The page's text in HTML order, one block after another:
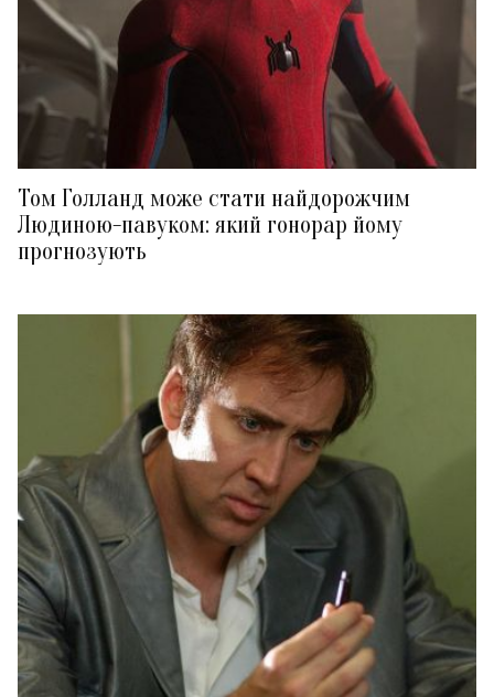
Том Голланд може стати найдорожчим
Людиною-павуком: який гонорар йому
прогнозують